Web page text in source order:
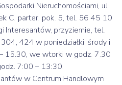
Nieruchomościami, ul.
C, parter, pok. 5, tel. 56 45 10
Interesantów, przyziemie, tel.
424 w poniedziałki, środy i
15.30, we wtorki w godz. 7.30
7:00 – 13:30.
w Centrum Handlowym